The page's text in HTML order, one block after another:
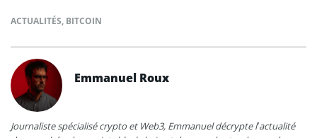
ACTUALITÉS, BITCOIN
Emmanuel Roux
Journaliste spécialisé crypto et Web3, Emmanuel décrypte l’actualité